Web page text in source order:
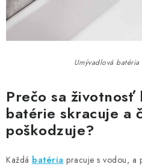
Umývadlová
Prečo sa životnosť
batérie skracuje a
poškodzuje?
Každá batéria pracuje s vodou, a